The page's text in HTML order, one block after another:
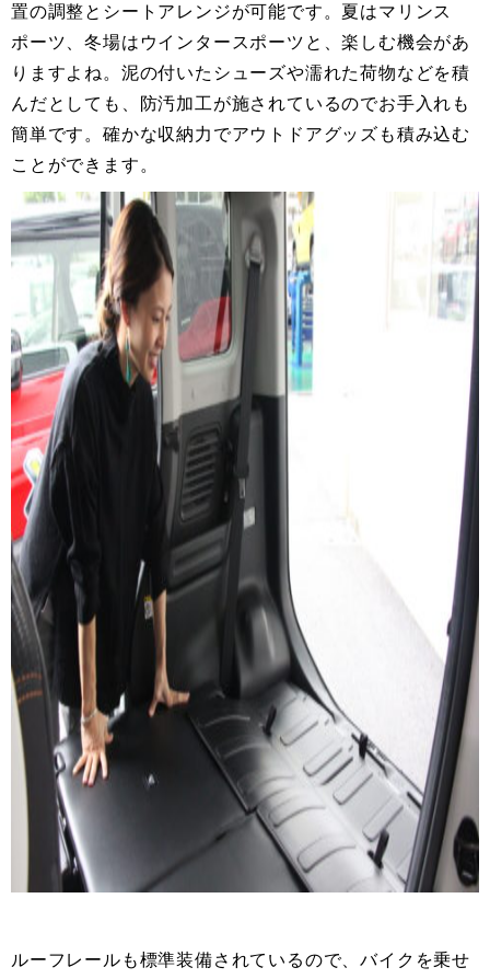
置の調整とシートアレンジが可能です。夏はマリンス
ポーツ、冬場はウインタースポーツと、楽しむ機会があ
りますよね。泥の付いたシューズや濡れた荷物などを積
んだとしても、防汚加工が施されているのでお手入れも
簡単です。確かな収納力でアウトドアグッズも積み込む
ことができます。
ルーフレールも標準装備されているので、バイクを乗せ